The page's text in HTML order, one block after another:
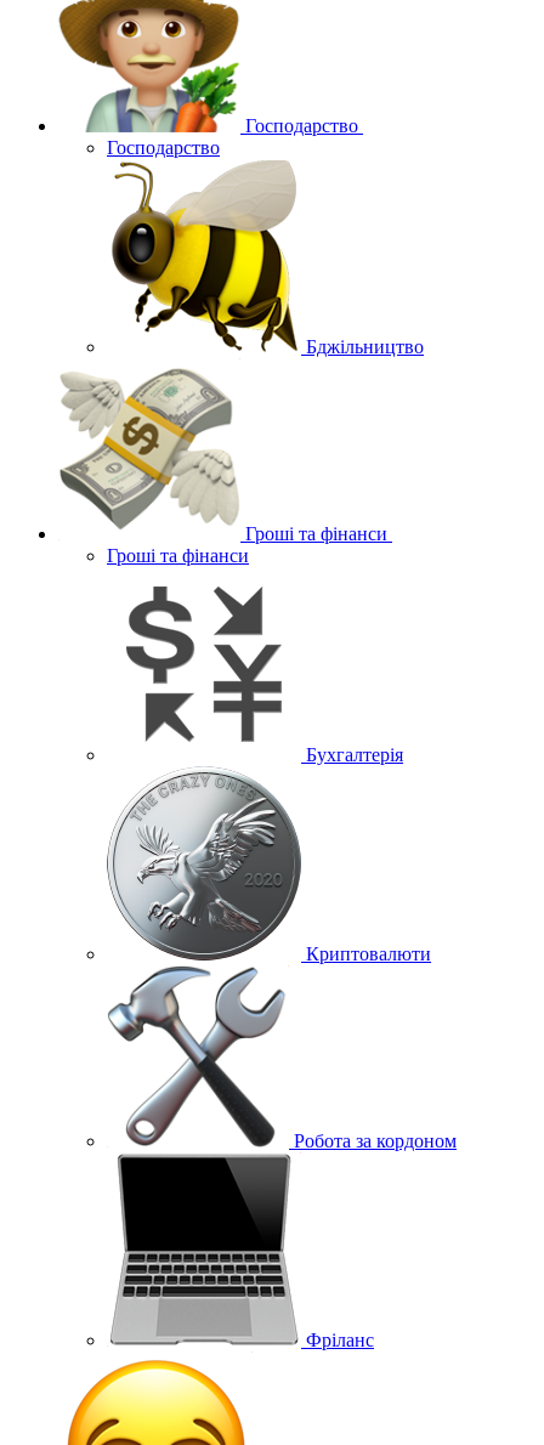
Господарство
Господарство
Бджільництво
Гроші та фінанси
Гроші та фінанси
Бухгалтерія
Криптовалюти
Робота за кордоном
Фріланс